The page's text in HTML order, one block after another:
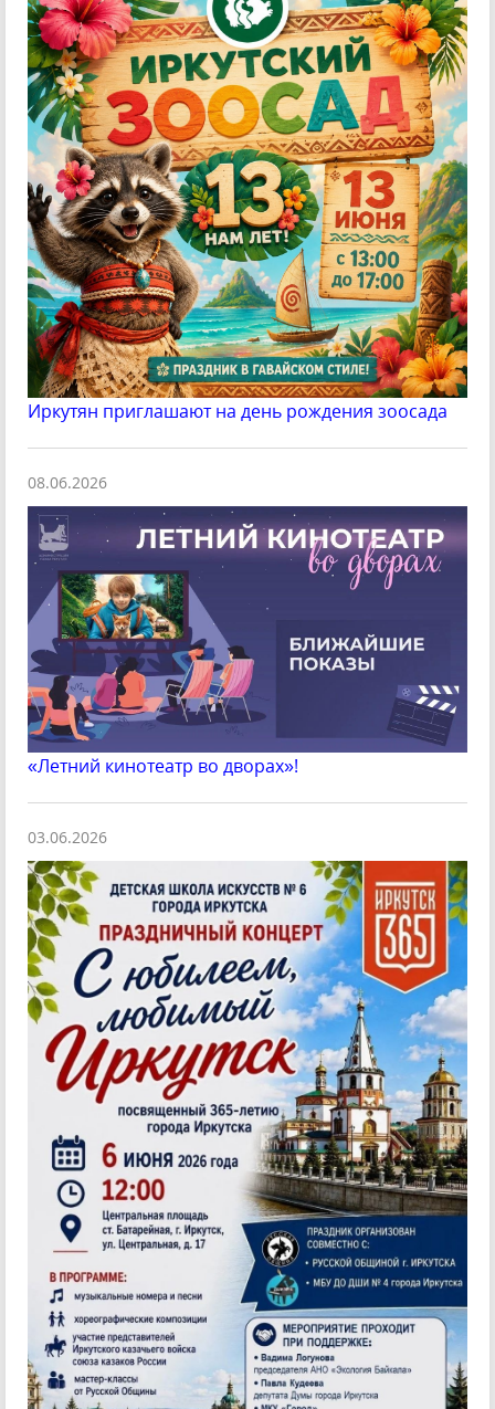
Иркутян приглашают на день рождения зоосада
08.06.2026
«Летний кинотеатр во дворах»!
03.06.2026